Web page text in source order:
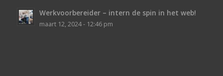
Werkvoorbereider – intern de spin in het web!
maart 12, 2024 - 12:46 pm